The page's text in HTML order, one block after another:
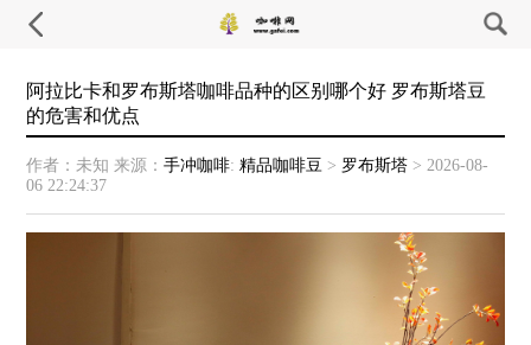
阿拉比卡和罗布斯塔咖啡品种的区别哪个好 罗布斯塔豆
的危害和优点
作者：未知 来源：手冲咖啡:精品咖啡豆 > 罗布斯塔 >2026-08-
06 22:24:37